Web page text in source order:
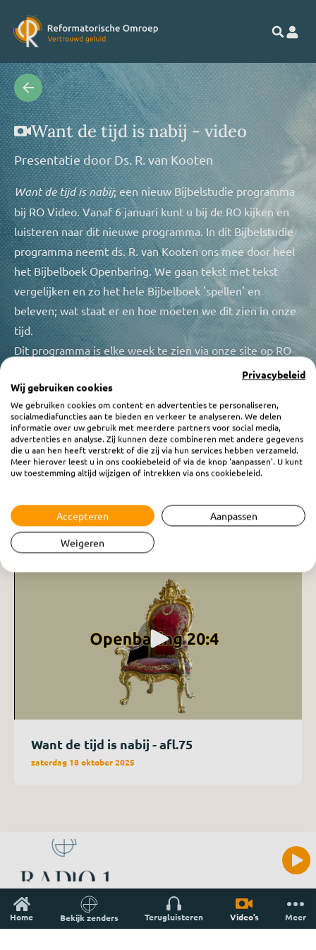
Home Bekijk zenders Terugluisteren Video’s Meer
Want de tijd is nabij - video
Presentatie doorDs. R. van Kooten
Want de tijd is nabij; een nieuw Bijbelstudie programma
bij RO Video. Vanaf 6 januari kunt u bij de RO kijken en
luisteren naar dit nieuwe programma. In dit Bijbelstudie
programma neemt ds. R. van Kooten ons mee door heel
het Bijbelboek Openbaring. We gaan tekst met tekst
vergelijken en zo het hele Bijbelboek 'spellen' en
beleven; wat staat er en hoe moeten we dit zien in onze
tijd.
Dit programma is elke week te zien via onze site op RO
Video, elke zaterdag komt er een nieuwe aflevering
beschikbaar. U kunt dit programma ook luisteren via RO
Radio 1 op zaterdagavond vanaf 19.30uur of terug
luisteren, dit kan op elk gewenst tijdstip.
Want de tijd is nabij - afl.75
zaterdag 18 oktober 2025
Privacybeleid
Wij gebruiken cookies
We gebruiken cookies om content en advertenties te personaliseren,
socialmediafuncties aan te bieden en verkeer te analyseren. We delen
informatie over uw gebruik met meerdere partners voor social media,
advertenties en analyse. Zij kunnen deze combineren met andere gegevens
die u aan hen heeft verstrekt of die zij via hun services hebben verzameld.
Meer hierover leest u in ons cookiebeleid of via de knop 'aanpassen'. U kunt
uw toestemming altijd wijzigen of intrekken via ons cookiebeleid.
Accepteren Aanpassen
Weigeren